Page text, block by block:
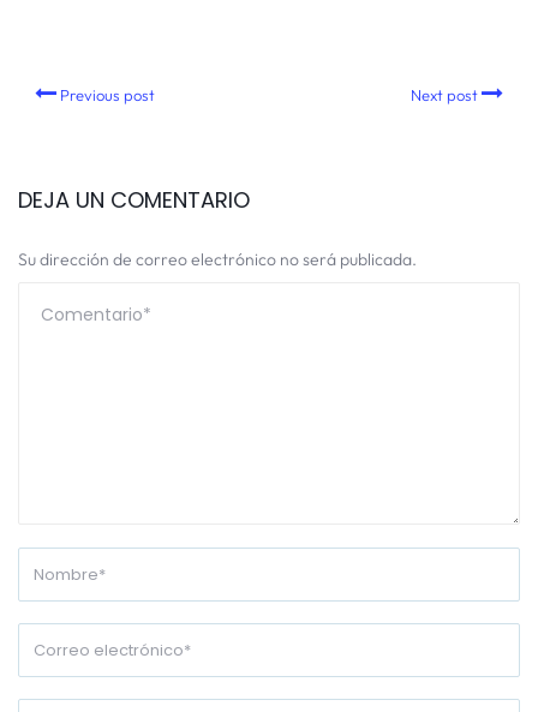
Previous post Next post
DEJA UN COMENTARIO
Su dirección de correo electrónico no será publicada.